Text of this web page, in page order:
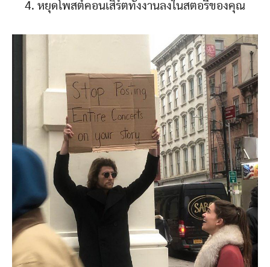
4. หยุดโพสต์คอนเสิร์ตทั้งงานลงในสตอรี่ของคุณ